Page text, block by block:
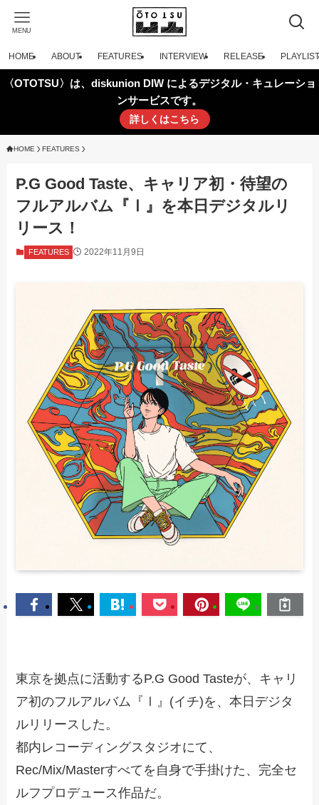
MENU
HOME ABOUT FEATURES INTERVIEW RELEASE PLAYLIST
〈OTOTSU〉は、diskunion DIW によるデジタル・キュレーショ
ンサービスです。
詳しくはこちら
HOME FEATURES
P.G Good Taste、キャリア初・待望の
フルアルバム『Ⅰ』を本日デジタルリ
リース！
FEATURES 2022年11月9日
東京を拠点に活動するP.G Good Tasteが、キャリ
ア初のフルアルバム『Ⅰ』(イチ)を、本日デジタ
ルリリースした。
都内レコーディングスタジオにて、
Rec/Mix/Masterすべてを自身で手掛けた、完全セ
ルフプロデュース作品だ。